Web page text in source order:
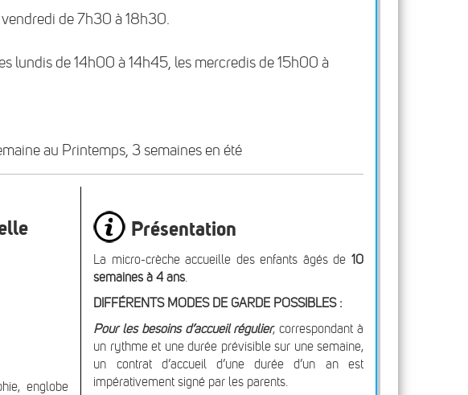
de 7h30 à 18h30.
lundis de 14h00 à 14h45, les mercredis de 15h00 à
au Printemps, 3 semaines en été
englobe
Présentation
La micro-crèche accueille des enfants âgés de 10
semaines à 4 ans.
DIFFÉRENTS MODES DE GARDE POSSIBLES :
Pour les besoins d’accueil régulier, correspondant à
un rythme et une durée prévisible sur une semaine,
un contrat d’accueil d’une durée d’un an est
impérativement signé par les parents.